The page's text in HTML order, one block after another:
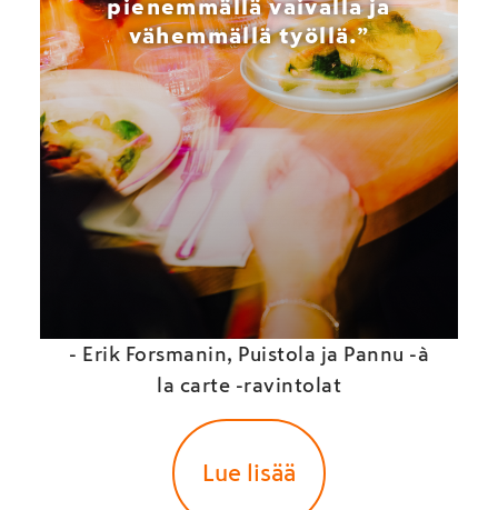
pienemmällä vaivalla ja
vähemmällä työllä.”
- Erik Forsmanin, Puistola ja Pannu -à
la carte -ravintolat
Lue lisää